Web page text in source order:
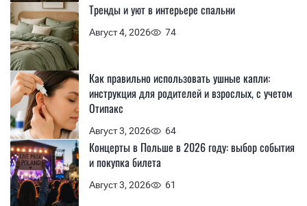
Август 4, 2026 74
Тренды и уют в интерьере спальни
Август 3, 2026 64
Как правильно использовать ушные капли:
инструкция для родителей и взрослых, с учетом
Отипакс
Август 3, 2026 61
Концерты в Польше в 2026 году: выбор события
и покупка билета